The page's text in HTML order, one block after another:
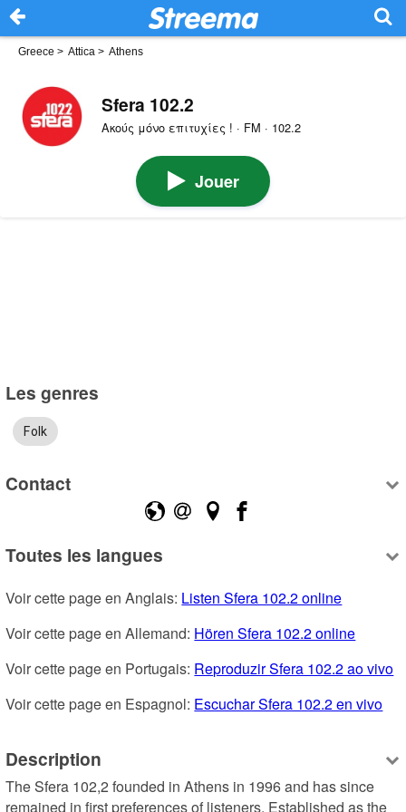
Greece > Attica > Athens
Sfera 102.2
Ακούς μόνο επιτυχίες ! · FM · 102.2
Jouer
Les genres
Folk
Contact
Toutes les langues
Voir cette page en Anglais: Listen Sfera 102.2 online
Voir cette page en Allemand: Hören Sfera 102.2 online
Voir cette page en Portugais: Reproduzir Sfera 102.2 ao vivo
Voir cette page en Espagnol: Escuchar Sfera 102.2 en vivo
Description
The Sfera 102,2 founded in Athens in 1996 and has since
remained in first preferences of listeners. Established as the